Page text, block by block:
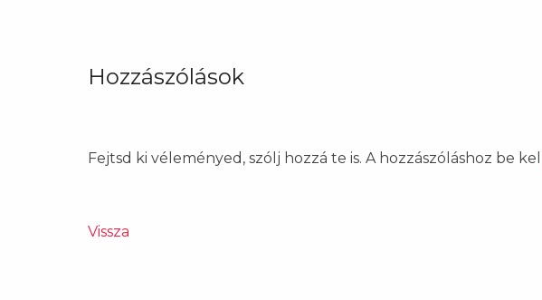
Hozzászólások
Fejtsd ki véleményed, szólj hozzá te is. A hozzászóláshoz be kell
Vissza